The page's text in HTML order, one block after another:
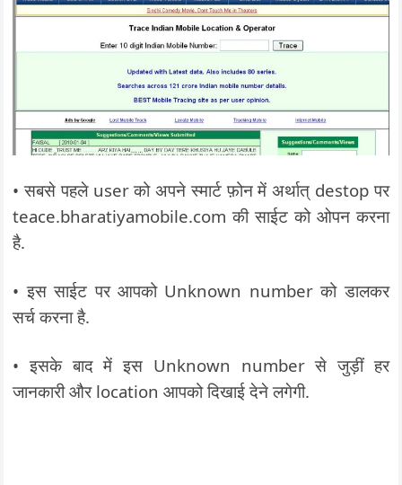
• सबसे पहले user को अपने स्मार्ट फ़ोन में अर्थात् destop पर
teace.bharatiyamobile.com की साईट को ओपन करना
है.
• इस साईट पर आपको Unknown number को डालकर
सर्च करना है.
• इसके बाद में इस Unknown number से जुड़ीं हर
जानकारी और location आपको दिखाई देने लगेगी.